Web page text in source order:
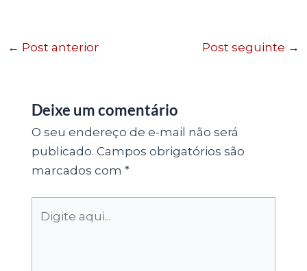
← Post anterior Post seguinte →
Deixe um comentário
O seu endereço de e-mail não será
publicado. Campos obrigatórios são
marcados com *
aqui...